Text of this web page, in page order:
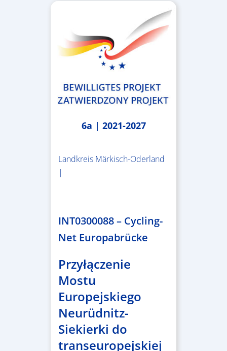
6a | 2021-2027
Landkreis Märkisch-Oderland
|
INT0300088 – Cycling-
Net Europabrücke
Przyłączenie
Mostu
Europejskiego
Neurüdnitz-
Siekierki do
transeuropejskiej